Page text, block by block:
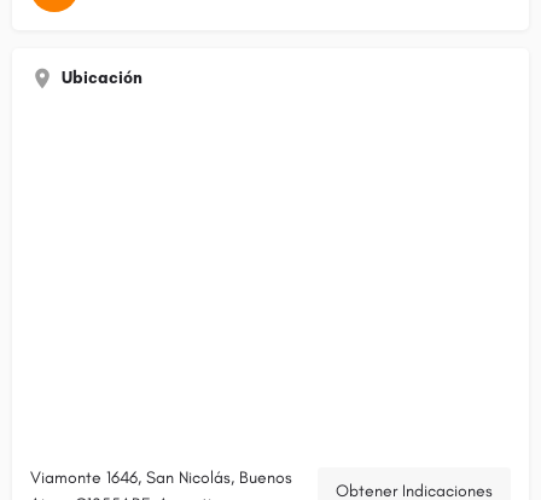
Ubicación
Viamonte 1646, San Nicolás, Buenos
Obtener Indicaciones